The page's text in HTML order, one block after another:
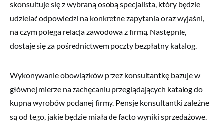
skonsultuje się z wybraną osobą specjalista, który będzie
udzielać odpowiedzi na konkretne zapytania oraz wyjaśni,
na czym polega relacja zawodowa z firmą. Następnie,
dostaje się za pośrednictwem poczty bezpłatny katalog.
Wykonywanie obowiązków przez konsultantkę bazuje w
głównej mierze na zachęcaniu przeglądających katalog do
kupna wyrobów podanej firmy. Pensje konsultantki zależne
są od tego, jakie będzie miała de facto wyniki sprzedażowe.